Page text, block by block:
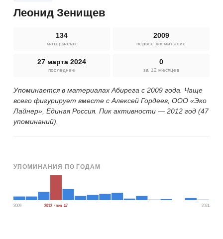
Леонид Зенищев
134
материалах
2009
первое упоминание
27 марта 2024
последнее
0
за 12 месяцев
Упоминается в материалах Абирега с 2009 года. Чаще
всего фигурирует вместе с Алексей Гордеев, ООО «Эко
Лайнер», Единая Россия. Пик активности — 2012 год (47
упоминаний).
УПОМИНАНИЯ ПО ГОДАМ
2009 2012 · пик 47 2024